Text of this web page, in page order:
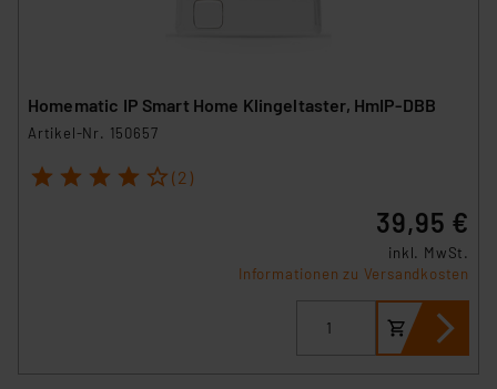
Homematic IP Smart Home Klingeltaster, HmIP-DBB
Artikel-Nr. 150657
1 2 3 4 5 (2)
39,95 €
inkl. MwSt.
Informationen zu Versandkosten